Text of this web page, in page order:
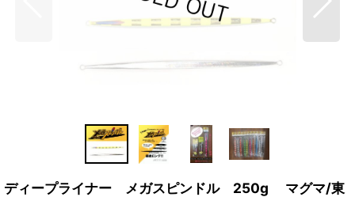
ディープライナー メガスピンドル 250g マグマ/東